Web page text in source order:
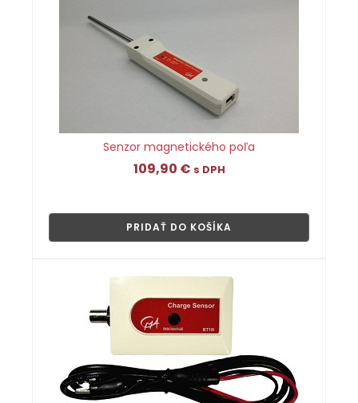
Senzor magnetického poľa
109,90 € s DPH
PRIDAŤ DO KOŠÍKA